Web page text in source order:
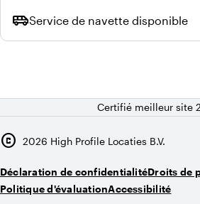
airport_shuttleService de navette disponible
Certifié meilleur site
copyright 2026 High Profile Locaties B.V.
Déclaration de confidentialitéDroits de
Politique d'évaluationAccessibilité